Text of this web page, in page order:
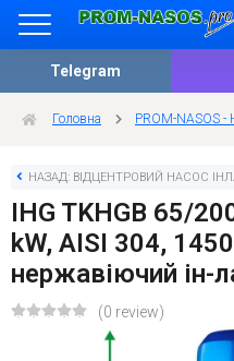
Telegram
Головна PROM-NASOS -
НАЗАД: ВІДЦЕНТРОВИЙ НАСОС
IHG TKHGB 65/
kW, AISI 304,
нержавіючий ін-
(0 review)